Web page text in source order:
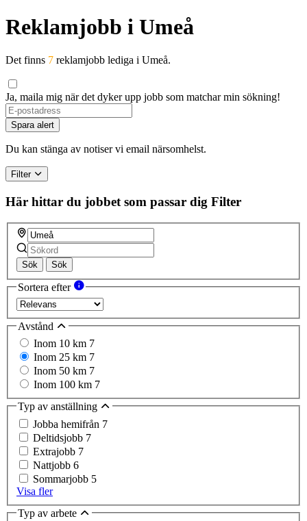
Reklamjobb i Umeå
Det finns 7 reklamjobb lediga i Umeå.
Ja, maila mig när det dyker upp jobb som matchar min sökning!
Spara alert
Du kan stänga av notiser vi email närsomhelst.
Filter
Här hittar du jobbet som passar dig Filter
Sök Sök
Sortera efter
Avstånd
Inom 10 km 7
Inom 25 km 7
Inom 50 km 7
Inom 100 km 7
Typ av anställning
Jobba hemifrån 7
Deltidsjobb 7
Extrajobb 7
Nattjobb 6
Sommarjobb 5
Visa fler
Typ av arbete